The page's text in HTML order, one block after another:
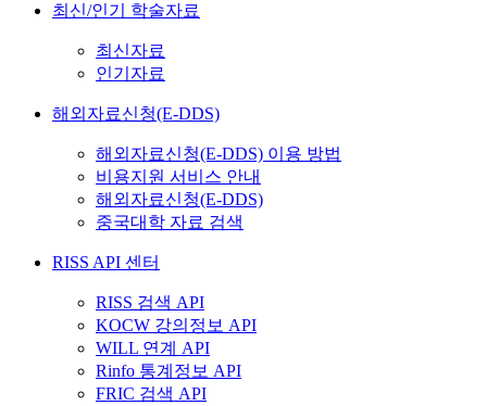
최신/인기 학술자료
최신자료
인기자료
해외자료신청(E-DDS)
해외자료신청(E-DDS) 이용 방법
비용지원 서비스 안내
해외자료신청(E-DDS)
중국대학 자료 검색
RISS API 센터
RISS 검색 API
KOCW 강의정보 API
WILL 연계 API
Rinfo 통계정보 API
FRIC 검색 API